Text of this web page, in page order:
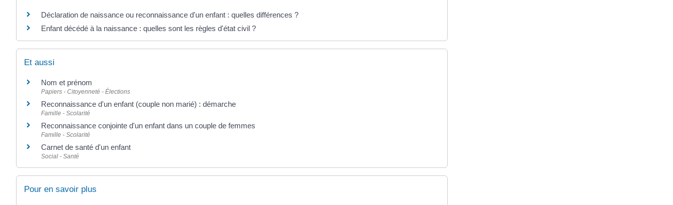
Déclaration de naissance ou reconnaissance d'un enfant : quelles différences ?
Enfant décédé à la naissance : quelles sont les règles d'état civil ?
Et aussi
Nom et prénom
Papiers - Citoyenneté - Élections
Reconnaissance d'un enfant (couple non marié) : démarche
Famille - Scolarité
Reconnaissance conjointe d'un enfant dans un couple de femmes
Famille - Scolarité
Carnet de santé d'un enfant
Social - Santé
Pour en savoir plus